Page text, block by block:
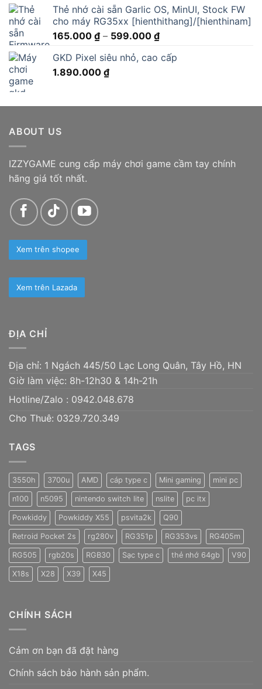
5 sao
Thẻ nhớ cài sẵn Garlic OS, MinUI, Stock FW
cho máy RG35xx [hienthithang]/[hienthinam]
165.000 ₫ – 599.000 ₫Khoảng
từ
GKD Pixel siêu nhỏ, cao cấp
1.890.000 ₫
ABOUT US
IZZYGAME cung cấp máy chơi game cầm tay chính
hãng giá tốt nhất.
Xem trên shopee
Xem trên Lazada
ĐỊA CHỈ
Địa chỉ: 1 Ngách 445/50 Lạc Long Quân, Tây Hồ, HN
Giờ làm việc: 8h-12h30 & 14h-21h
Hotline/Zalo : 0942.048.678
Cho Thuê: 0329.720.349
TAGS
3550h 3700u AMD cáp type c Mini gaming mini pc
n100 n5095 nintendo switch lite nslite pc itx
Powkiddy Powkiddy X55 psvita2k Q90
Retroid Pocket 2s rg280v RG351p RG353vs RG405m
RG505 rgb20s RGB30 Sạc type c thẻ nhớ 64gb V90
X18s X28 X39 X45
CHÍNH SÁCH
Cảm ơn bạn đã đặt hàng
Chính sách bảo hành sản phẩm.